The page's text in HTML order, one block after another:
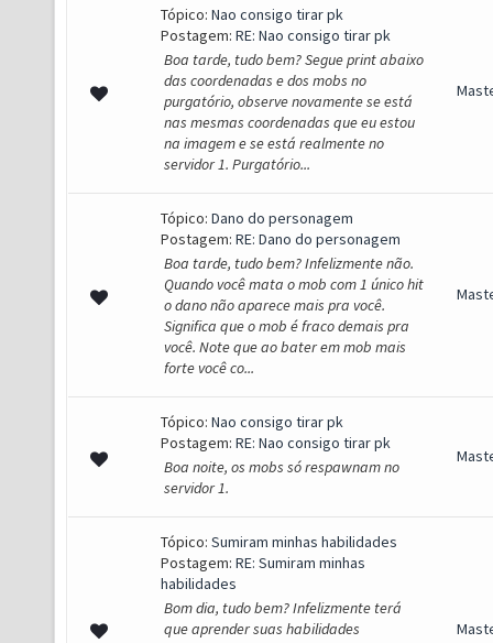
Tópico: Nao consigo tirar pk
Postagem: RE: Nao consigo tirar pk
Boa tarde, tudo bem? Segue print abaixo
das coordenadas e dos mobs no
purgatório, observe novamente se está
nas mesmas coordenadas que eu estou
na imagem e se está realmente no
servidor 1. Purgatório...
Tópico: Dano do personagem
Postagem: RE: Dano do personagem
Boa tarde, tudo bem? Infelizmente não.
Quando você mata o mob com 1 único hit
o dano não aparece mais pra você.
Significa que o mob é fraco demais pra
você. Note que ao bater em mob mais
forte você co...
Tópico: Nao consigo tirar pk
Postagem: RE: Nao consigo tirar pk
Boa noite, os mobs só respawnam no
servidor 1.
Tópico: Sumiram minhas habilidades
Postagem: RE: Sumiram minhas
habilidades
Bom dia, tudo bem? Infelizmente terá
que aprender suas habilidades